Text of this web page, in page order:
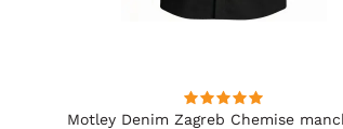
Motley Denim Zagreb Chemise